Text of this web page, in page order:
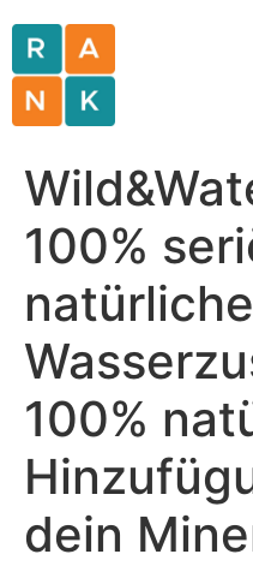
100%
100%
dein